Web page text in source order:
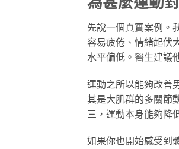
先說一個真實案例。
容易疲倦、情緒起伏
水平偏低。醫生建議
運動之所以能夠改善
其是大肌群的多關節
三，運動本身能夠降
如果你也開始感受到